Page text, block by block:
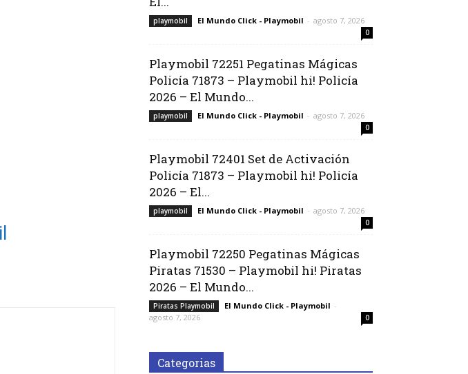
playmobil El Mundo Click - Playmobil - agosto 7, 2026
0
Playmobil 72251 Pegatinas Mágicas
Policía 71873 – Playmobil hi! Policía
2026 – El Mundo...
playmobil El Mundo Click - Playmobil - agosto 7, 2026
0
Playmobil 72401 Set de Activación
Policía 71873 – Playmobil hi! Policía
2026 – El...
playmobil El Mundo Click - Playmobil - agosto 7, 2026
0
Playmobil 72250 Pegatinas Mágicas
Piratas 71530 – Playmobil hi! Piratas
2026 – El Mundo...
Piratas Playmobil El Mundo Click - Playmobil -
agosto 7, 2026
0
Categorias